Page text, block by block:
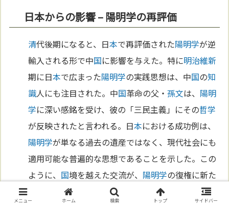
日本からの影響 – 陽明学の再評価
清代後期になると、日本で再評価された陽明学が逆
輸入される形で中国に影響を与えた。特に明治維新
期に日本で広まった陽明学の実践思想は、中国の知
識人にも注目された。中国革命の父・孫文は、 陽明
学に深い感銘を受け、彼の「三民主義」にその哲学
が反映されたと言われる。日本における成功例は、
陽明学が単なる過去の遺産ではなく、現代社会にも
適用可能な普遍的な思想であることを示した。この
ように、 国境を越えた交流が、 陽明学の復権に新た
を当てた。
メニュー ホーム 検索 トップ サイドバー